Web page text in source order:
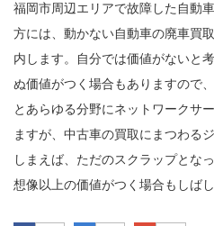
福岡市周辺エリアで故障した自動
方には、動かない自動車の廃車買
内します。自分では価値がないと
ぬ価値がつく場合もありますので
とあらゆる分野にネットワークサ
ますが、中古車の買取にまつわる
しまえば、ただのスクラップとな
想像以上の価値がつく場合もしばし